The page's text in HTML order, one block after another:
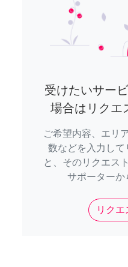
受けたいサー
場合はリクエ
ご希望内容、エリ
数などを入力して
と、そのリクエス
サポーターか
リクエ